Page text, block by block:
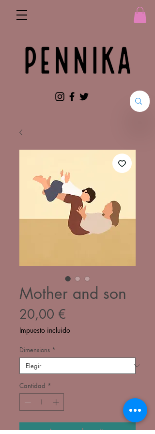
Mother and son
20,00 €
Impuesto incluido
Dimensions *
Cantidad *
Agregar al carrito